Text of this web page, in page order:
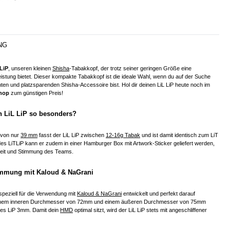
, unseren kleinen Shisha-Tabakkopf, der trotz seiner geringen Größe eine
bietet. Dieser kompakte Tabakkopf ist die ideale Wahl, wenn du auf der Suche
und platzsparenden Shisha-Accessoire bist. Hol dir deinen LiL LiP heute noch im
zum günstigen Preis!
LiL LiP so besonders?
nur 39 mm fasst der LiL LiP zwischen 12-16g Tabak und ist damit identisch zum LiT
LiTLiP kann er zudem in einer Hamburger Box mit Artwork-Sticker geliefert werden,
und Stimmung des Teams.
mit Kaloud & NaGrani
für die Verwendung mit Kaloud & NaGrani entwickelt und perfekt darauf
inneren Durchmesser von 72mm und einem äußeren Durchmesser von 75mm
LiP 3mm. Damit dein HMD optimal sitzt, wird der LiL LiP stets mit angeschliffener